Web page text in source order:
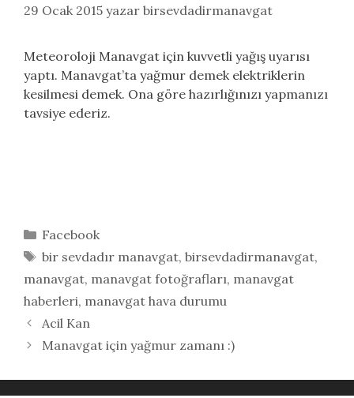
29 Ocak 2015 yazar birsevdadirmanavgat
Meteoroloji Manavgat için kuvvetli yağış uyarısı
yaptı. Manavgat’ta yağmur demek elektriklerin
kesilmesi demek. Ona göre hazırlığınızı yapmanızı
tavsiye ederiz.
Kategoriler
Facebook
Etiketler
bir sevdadır manavgat, birsevdadirmanavgat,
manavgat, manavgat fotoğrafları, manavgat
haberleri, manavgat hava durumu
Acil Kan
Manavgat için yağmur zamanı :)